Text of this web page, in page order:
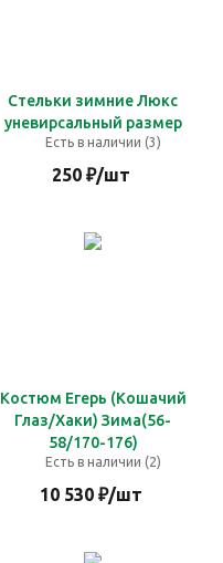
Стельки зимние Люкс
уневирсальный размер
Есть в наличии (3)
250₽/шт
Костюм Егерь (Кошачий
Глаз/Хаки) Зима(56-
58/170-176)
Есть в наличии (2)
10 530₽/шт